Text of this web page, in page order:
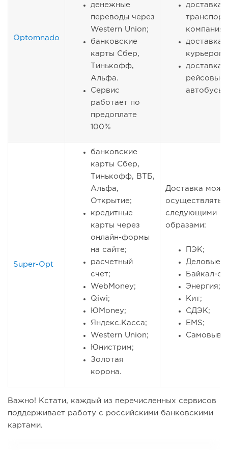
Optomnado
денежные
переводы через
Western Union;
банковские
карты Сбер,
Тинькофф,
Альфа.
Сервис
работает по
предоплате
100%
доставка
доставка
курьером;
доставка
рейсовые
автобусы.
Super-Opt
банковские
карты Сбер,
Тинькофф, ВТБ,
Альфа,
Открытие;
кредитные
карты через
онлайн-формы
на сайте;
расчетный
счет;
WebMoney;
Qiwi;
ЮMoney;
Яндекс.Касса;
Western Union;
Юнистрим;
Золотая
корона.
Доставка
следующими
образами:
ПЭК;
Деловые
Байкал-
Энергия;
Кит;
СДЭК;
EMS;
Важно! Кстати, каждый из перечисленных сервисов
поддерживает работу с российскими банковскими
картами.